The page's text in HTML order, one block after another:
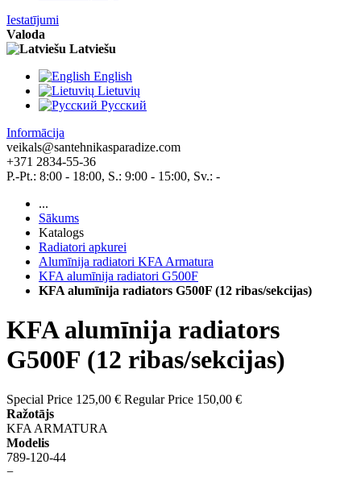
Iestatījumi
Valoda
Latviešu
English
Lietuvių
Pусский
Informācija
veikals@santehnikasparadize.com
+371 2834-55-36
P.-Pt.: 8:00 - 18:00, S.: 9:00 - 15:00, Sv.: -
...
Sākums
Katalogs
Radiatori apkurei
Alumīnija radiatori KFA Armatura
KFA alumīnija radiatori G500F
KFA alumīnija radiators G500F (12 ribas/sekcijas)
KFA alumīnija radiators
G500F (12 ribas/sekcijas)
Special Price 125,00 € Regular Price 150,00 €
Ražotājs
KFA ARMATURA
Modelis
789-120-44
−